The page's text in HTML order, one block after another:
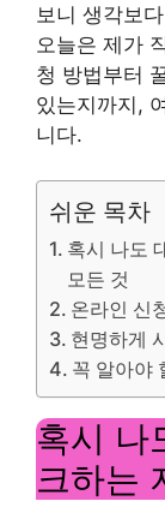
보니 생각보
오늘은 제가
청 방법부터
있는지까지,
니다.
쉬운 목차
혹시 나도
모든 것
온라인 신
현명하게
꼭 알아야
혹시 나
크하는